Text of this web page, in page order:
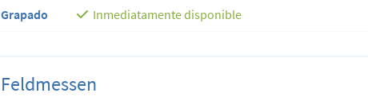
Grapado Inmediatamente disponible
Feldmessen